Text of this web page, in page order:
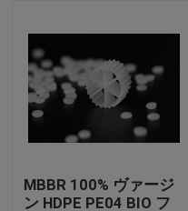
引用を要求しなさい
MBBRフィルタメディア
MBBRの生物媒体
MBBR 100% ヴァージ
ン HDPE PE04 BIO フ